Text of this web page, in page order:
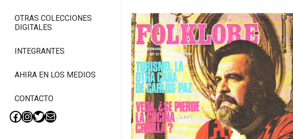
OTRAS COLECCIONES
DIGITALES
INTEGRANTES
AHIRA EN LOS MEDIOS
CONTACTO
Facebook
Instagram
Twitter
Mail